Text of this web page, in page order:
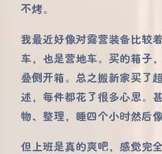
不烤。
我最近好像对露营装备比较
车，也是营地车。买的箱子
叠侧开箱。总之搬新家买了
述，每件都花了很多心思。
物、整理，睡四个小时然后
但上班是真的爽吧，感觉完